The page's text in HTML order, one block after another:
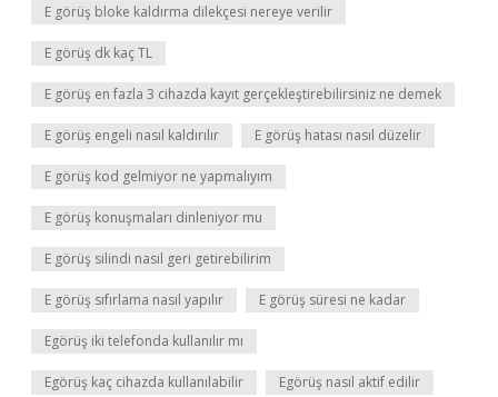
E görüş bloke kaldırma dilekçesi nereye verilir
E görüş dk kaç TL
E görüş en fazla 3 cihazda kayıt gerçekleştirebilirsiniz ne demek
E görüş engeli nasıl kaldırılır E görüş hatası nasıl düzelir
E görüş kod gelmiyor ne yapmalıyım
E görüş konuşmaları dinleniyor mu
E görüş silindi nasıl geri getirebilirim
E görüş sıfırlama nasıl yapılır E görüş süresi ne kadar
Egörüş iki telefonda kullanılır mı
Egörüş kaç cihazda kullanılabilir Egörüş nasıl aktif edilir